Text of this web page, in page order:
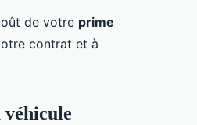
de votre prime
contrat et à
véhicule